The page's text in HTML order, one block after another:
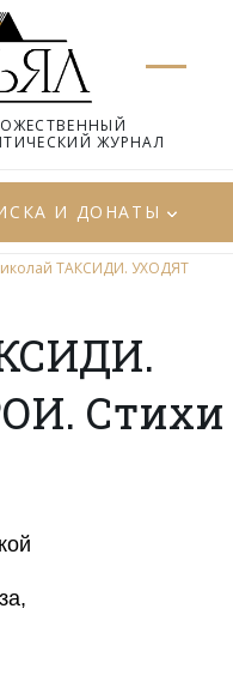
ЖУРНАЛ
И ДОНАТЫ
ТАКСИДИ. УХОДЯТ
Стихи